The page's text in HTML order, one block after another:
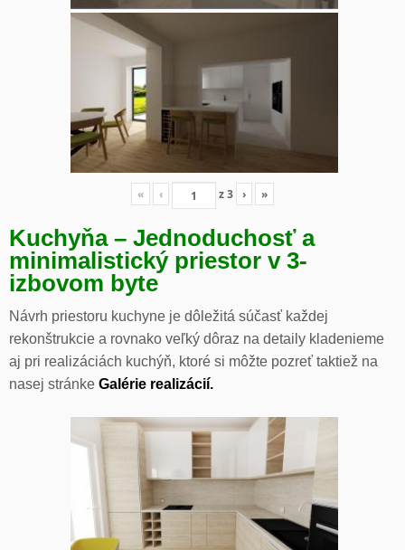
« ‹ z3 › »
Kuchyňa – Jednoduchosť a
minimalistický priestor v 3-
izbovom byte
Návrh priestoru kuchyne je dôležitá súčasť každej
rekonštrukcie a rovnako veľký dôraz na detaily kladenieme
aj pri realizáciách kuchýň, ktoré si môžte pozreť taktiež na
nasej stránke Galérie realizácií.